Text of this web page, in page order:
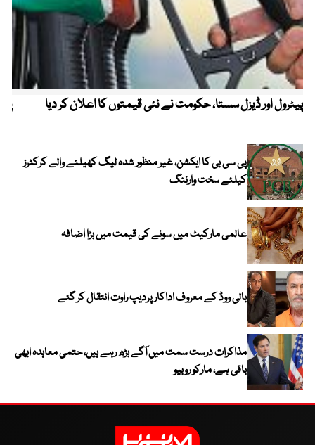
پیٹرول اور ڈیزل سستا، حکومت نے نئی قیمتوں کا اعلان کر دیا
پی سی بی کا ایکشن، غیر منظور شدہ لیگ کھیلنے والے کرکٹرز
کیلئے سخت وارننگ
عالمی مارکیٹ میں سونے کی قیمت میں بڑا اضافہ
بالی ووڈ کے معروف اداکار پردیپ راوت انتقال کر گئے
مذاکرات درست سمت میں آگے بڑھ رہے ہیں، حتمی معاہدہ ابھی
باقی ہے، مارکو روبیو